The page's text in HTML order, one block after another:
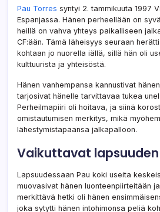
Pau Torres syntyi 2. tammikuuta 1997
Espanjassa. Hänen perheellään on
heillä on vahva yhteys paikalliseen
CF:ään. Tämä läheisyys seuraan
kohtaan jo nuorella iällä, sillä hän oli
kulttuurista ja yhteisöstä.
Hänen vanhempansa kannustivat
tarjosivat hänelle tarvittavaa tukea
Perheilmapiiri oli hoitava, ja siinä
omistautumisen merkitys, mikä
lähestymistapaansa jalkapalloon.
Vaikuttavat
Lapsuudessaan Pau koki useita
muovasivat hänen luonteenpiirteitään
merkittävä hetki oli hänen
joka sytytti hänen intohimonsa peliä